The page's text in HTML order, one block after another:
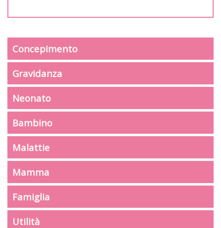
Concepimento
Gravidanza
Neonato
Bambino
Malattie
Mamma
Famiglia
Utilità